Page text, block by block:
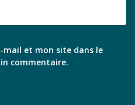
mail et mon site dans le
commentaire.